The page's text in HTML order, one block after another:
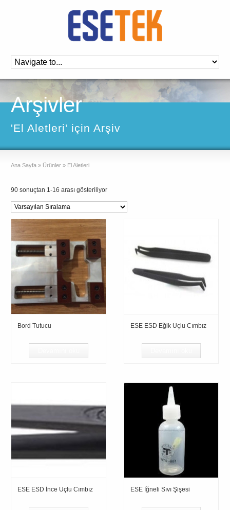
Arşivler
'El Aletleri' için Arşiv
Ana Sayfa » Ürünler » El Aletleri
90 sonuçtan 1-16 arası gösteriliyor
Bord Tutucu ESE ESD Eğik Uçlu Cımbız
ESE ESD İnce Uçlu Cımbız ESE İğneli Sıvı Şişesi